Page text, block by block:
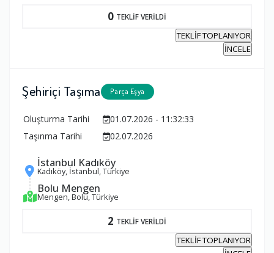
0 TEKLİF VERİLDİ
TEKLİF TOPLANIYOR
İNCELE
Şehiriçi Taşıma Parça Eşya
Oluşturma Tarihi
01.07.2026 - 11:32:33
Taşınma Tarihi
02.07.2026
İstanbul Kadıköy
Kadıköy, İstanbul, Türkiye
Bolu Mengen
Mengen, Bolu, Türkiye
2 TEKLİF VERİLDİ
TEKLİF TOPLANIYOR